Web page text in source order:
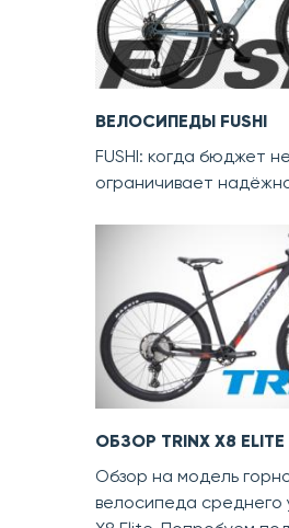
ВЕЛОСИПЕДЫ FUSHI
FUSHI: когда бюджет не
ограничивает
ОБЗОР TRINX X8 ELITE
Обзор на модель
велосипеда среднего